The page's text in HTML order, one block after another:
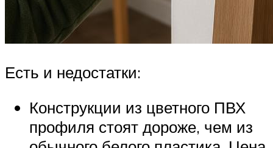
Есть и недостатки:
Конструкции из цветного ПВХ
профиля стоят дороже, чем из